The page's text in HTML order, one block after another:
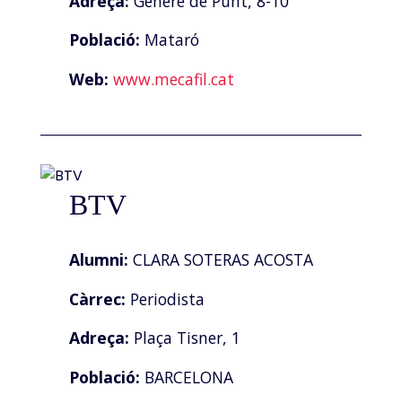
Població: Mataró
Web: www.mecafil.cat
BTV
Alumni: CLARA SOTERAS ACOSTA
Càrrec: Periodista
Adreça: Plaça Tisner, 1
Població: BARCELONA